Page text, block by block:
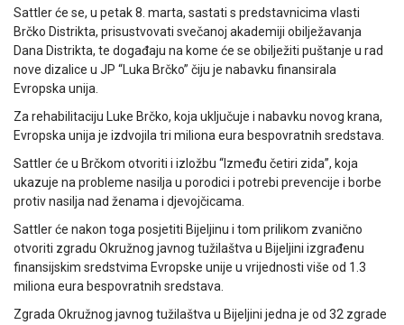
Sattler će se, u petak 8. marta, sastati s predstavnicima vlasti
Brčko Distrikta, prisustvovati svečanoj akademiji obilježavanja
Dana Distrikta, te događaju na kome će se obilježiti puštanje u rad
nove dizalice u JP “Luka Brčko” čiju je nabavku finansirala
Evropska unija.
Za rehabilitaciju Luke Brčko, koja uključuje i nabavku novog krana,
Evropska unija je izdvojila tri miliona eura bespovratnih sredstava.
Sattler će u Brčkom otvoriti i izložbu “Između četiri zida”, koja
ukazuje na probleme nasilja u porodici i potrebi prevencije i borbe
protiv nasilja nad ženama i djevojčicama.
Sattler će nakon toga posjetiti Bijeljinu i tom prilikom zvanično
otvoriti zgradu Okružnog javnog tužilaštva u Bijeljini izgrađenu
finansijskim sredstvima Evropske unije u vrijednosti više od 1.3
miliona eura bespovratnih sredstava.
Zgrada Okružnog javnog tužilaštva u Bijeljini jedna je od 32 zgrade